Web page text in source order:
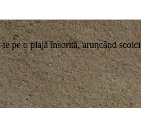
te pe o plajă însorită, aruncând